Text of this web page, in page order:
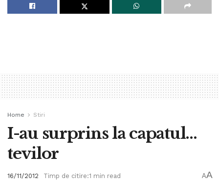
Home Stiri
I-au surprins la capatul…
tevilor
16/11/2012 Timp de citire:1 min read AA